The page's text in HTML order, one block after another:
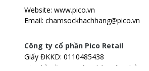
Website: www.pico.vn
Email: chamsockhachhang@pico.vn
Công ty cổ phần Pico Retail
Giấy ĐKKD: 0110485438
Địa chỉ
Tầng 3, Tòa nhà Xuân